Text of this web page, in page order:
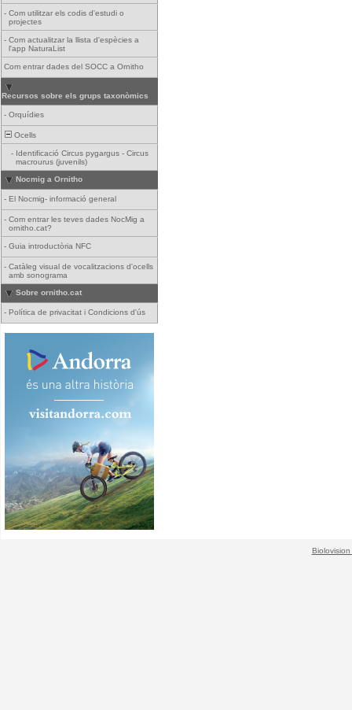
- Com utilitzar els codis d'estudi o
projectes
- Com actualitzar la llista d'espècies a
l'app NaturaList
Com entrar dades del SOCC a Ornitho
Recursos sobre els grups taxonòmics
- Orquídies
Ocells
- Identificació Circus pygargus - Circus
macrourus (juvenils)
Nocmig a Ornitho
- El Nocmig- informació general
- Com entrar les teves dades NocMig a
ornitho.cat?
- Guia introductòria NFC
- Catàleg visual de vocalitzacions d'ocells
amb sonograma
Sobre ornitho.cat
- Política de privacitat i Condicions d'ús
Biolovision